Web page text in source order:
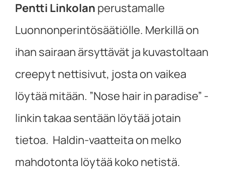
Pentti Linkolan perustamalle
Luonnonperintösäätiölle. Merkillä on
ihan sairaan ärsyttävät ja kuvastoltaan
creepyt nettisivut, josta on vaikea
löytää mitään. ”Nose hair in paradise” -
linkin takaa sentään löytää jotain
tietoa. Haldin-vaatteita on melko
mahdotonta löytää koko netistä.